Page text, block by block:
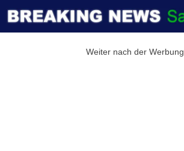
Weiter nach der Werbung